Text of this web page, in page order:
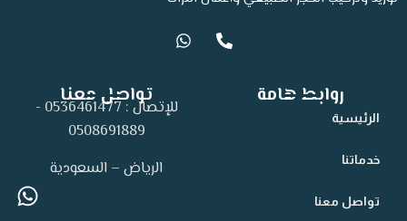
P
h
W
h
a
روابط هامة
الرئيسية
خدماتنا
تواصل معنا
تواصل معنا
للإتصال : 0536461477 -
0508691889
الرياض – السعودية
alt